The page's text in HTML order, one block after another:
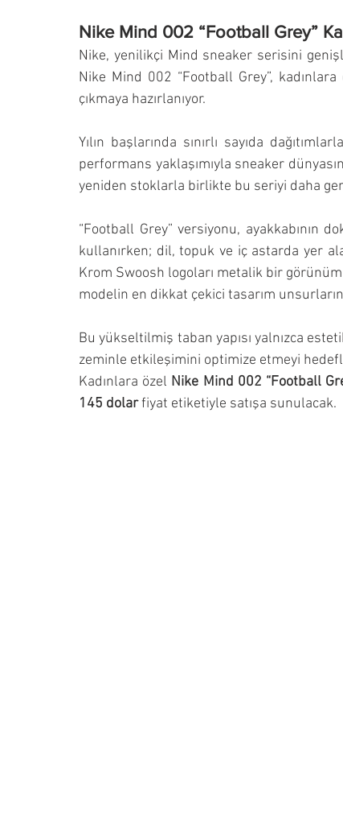
Nike Mind 002 “Football Grey”
Nike, yenilikçi Mind sneaker serisini
Nike Mind 002 “Football Grey”,
çıkmaya hazırlanıyor.
Yılın başlarında sınırlı sayıda
performans yaklaşımıyla sneaker
yeniden stoklarla birlikte bu seriyi daha
“Football Grey” versiyonu, ayakkabının
kullanırken; dil, topuk ve iç astarda yer
Krom Swoosh logoları metalik bir
modelin en dikkat çekici tasarım
Bu yükseltilmiş taban yapısı yalnızca
zeminle etkileşimini optimize etmeyi
Kadınlara özel Nike Mind 002 “Football
145 dolar fiyat etiketiyle satışa sunulacak.